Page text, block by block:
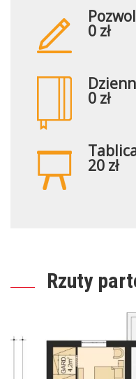
0 zł
0 zł
20 zł
Rzuty